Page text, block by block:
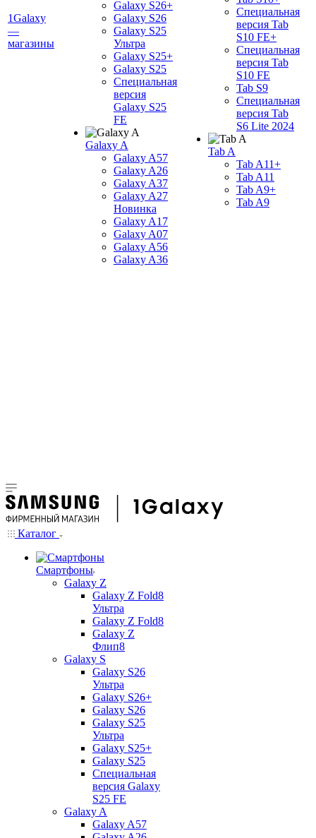
1Galaxy
—
магазины
Galaxy S26+
Galaxy S26
Galaxy S25
Ультра
Galaxy S25+
Galaxy S25
Специальная
версия
Galaxy S25
FE
Galaxy A
Galaxy A57
Galaxy A26
Galaxy A37
Galaxy A27
Новинка
Galaxy A17
Galaxy A07
Galaxy A56
Galaxy A36
Специальная
версия Tab
S10 FE+
Специальная
версия Tab
S10 FE
Tab S9
Специальная
версия Tab
S6 Lite 2024
Tab A
Tab A11+
Tab A11
Tab A9+
Tab A9
Каталог
Смартфоны
Galaxy Z
Galaxy Z Fold8
Ультра
Galaxy Z Fold8
Galaxy Z
Флип8
Galaxy S
Galaxy S26
Ультра
Galaxy S26+
Galaxy S26
Galaxy S25
Ультра
Galaxy S25+
Galaxy S25
Специальная
версия Galaxy
S25 FE
Galaxy A
Galaxy A57